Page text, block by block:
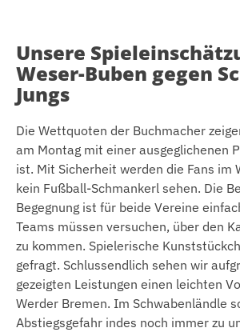
Unsere
Weser-Buben gegen
Jungs
Die Wettquoten der Buchmacher
am Montag mit einer ausgeglichenen
ist. Mit Sicherheit werden die Fans im
kein Fußball-Schmankerl sehen. Die
Begegnung ist für beide Vereine
Teams müssen versuchen, über den
zu kommen. Spielerische
gefragt. Schlussendlich sehen wir
gezeigten Leistungen einen leichten
Werder Bremen. Im Schwabenländle
Abstiegsgefahr indes noch immer zu